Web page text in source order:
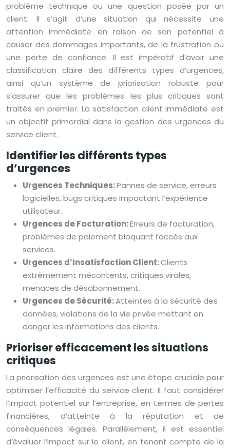
problème technique ou une question posée par un
client. Il s’agit d’une situation qui nécessite une
attention immédiate en raison de son potentiel à
causer des dommages importants, de la frustration ou
une perte de confiance. Il est impératif d’avoir une
classification claire des différents types d’urgences,
ainsi qu’un système de priorisation robuste pour
s’assurer que les problèmes les plus critiques sont
traités en premier. La satisfaction client immédiate est
un objectif primordial dans la gestion des urgences du
service client.
Identifier les différents types
d’urgences
Urgences Techniques:Pannes de service, erreurs
logicielles, bugs critiques impactant l’expérience
utilisateur.
Urgences de Facturation:Erreurs de facturation,
problèmes de paiement bloquant l’accès aux
services.
Urgences d’Insatisfaction Client:Clients
extrêmement mécontents, critiques virales,
menaces de désabonnement.
Urgences de Sécurité:Atteintes à la sécurité des
données, violations de la vie privée mettant en
danger les informations des clients.
Prioriser efficacement les situations
critiques
La priorisation des urgences est une étape cruciale pour
optimiser l’efficacité du service client. Il faut considérer
l’impact potentiel sur l’entreprise, en termes de pertes
financières, d’atteinte à la réputation et de
conséquences légales. Parallèlement, il est essentiel
d’évaluer l’impact sur le client, en tenant compte de la